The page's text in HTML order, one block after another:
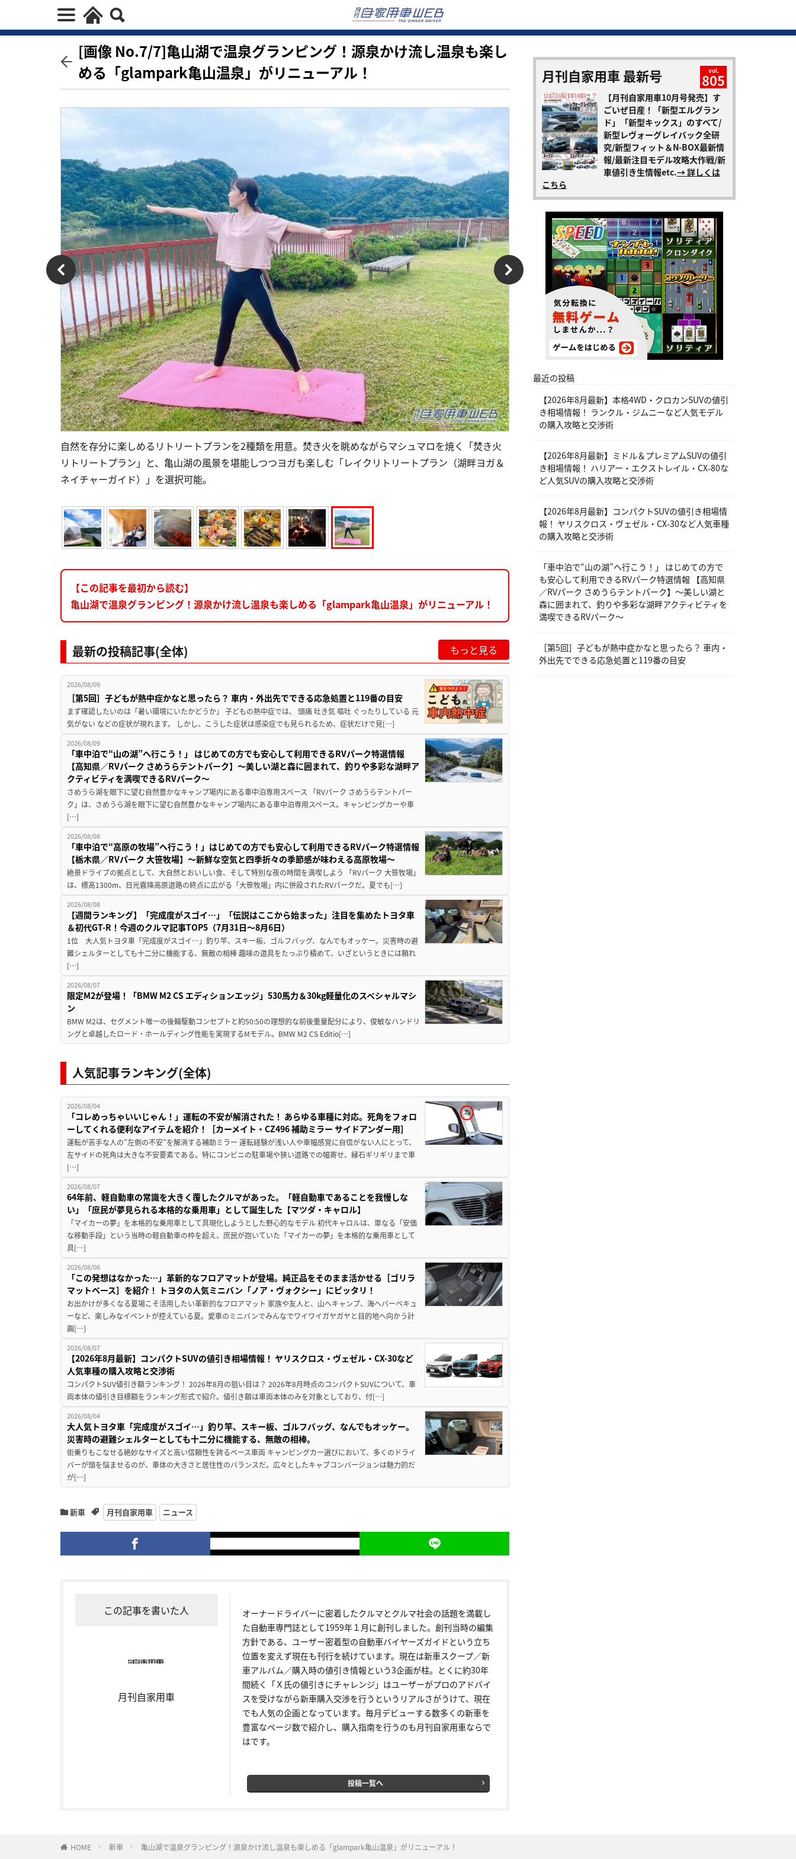
[画像 No.7/7]亀山湖で温泉グランピング！源泉かけ流し温泉も楽し
める「glampark亀山温泉」がリニューアル！
自然を存分に楽しめるリトリートプランを2種類を用意。焚き火を眺めながらマシュマロを焼く「焚き火
リトリートプラン」と、亀山湖の風景を堪能しつつヨガも楽しむ「レイクリトリートプラン（湖畔ヨガ＆
ネイチャーガイド）」を選択可能。
【この記事を最初から読む】
亀山湖で温泉グランピング！源泉かけ流し温泉も楽しめる「glampark亀山温泉」がリニューアル！
最新の投稿記事(全体) もっと見る
2026/08/09
［第5回］子どもが熱中症かなと思ったら？ 車内・外出先でできる応急処置と119番の目安
まず確認したいのは「暑い環境にいたかどうか」 子どもの熱中症では、 頭痛 吐き気 嘔吐 ぐったりしている 元
気がない などの症状が現れます。 しかし、こうした症状は感染症でも見られるため、症状だけで見[…]
2026/08/09
「車中泊で“山の湖”へ行こう！」 はじめての方でも安心して利用できるRVパーク特選情報
【高知県／RVパーク さめうらテントパーク】～美しい湖と森に囲まれて、釣りや多彩な湖畔ア
クティビティを満喫できるRVパーク～
さめうら湖を眼下に望む自然豊かなキャンプ場内にある車中泊専用スペース 「RVパーク さめうらテントパー
ク」は、さめうら湖を眼下に望む自然豊かなキャンプ場内にある車中泊専用スペース。キャンピングカーや車
[…]
2026/08/08
「車中泊で“高原の牧場”へ行こう！」はじめての方でも安心して利用できるRVパーク特選情報
【栃木県／RVパーク 大笹牧場】～新鮮な空気と四季折々の季節感が味わえる高原牧場～
絶景ドライブの拠点として、大自然とおいしい食、そして特別な夜の時間を満喫しよう 「RVパーク 大笹牧場」
は、標高1300m、日光霧降高原道路の終点に広がる「大笹牧場」内に併設されたRVパークだ。夏でも[…]
2026/08/08
【週間ランキング】「完成度がスゴイ…」「伝説はここから始まった」注目を集めたトヨタ車
＆初代GT-R！今週のクルマ記事TOP5（7月31日〜8月6日）
1位 大人気トヨタ車「完成度がスゴイ…」釣り竿、スキー板、ゴルフバッグ、なんでもオッケー。災害時の避
難シェルターとしても十二分に機能する、無敵の相棒 趣味の道具をたっぷり積めて、いざというときには頼れ
[…]
2026/08/07
限定M2が登場！「BMW M2 CS エディションエッジ」530馬力＆30kg軽量化のスペシャルマシ
ン
BMW M2は、セグメント唯一の後輪駆動コンセプトと約50:50の理想的な前後重量配分により、俊敏なハンドリ
ングと卓越したロード・ホールディング性能を実現するMモデル。BMW M2 CS Editio[…]
人気記事ランキング(全体)
2026/08/04
「コレめっちゃいいじゃん！」運転の不安が解消された！ あらゆる車種に対応。死角をフォロ
ーしてくれる便利なアイテムを紹介！［カーメイト・CZ496 補助ミラー サイドアンダー用］
運転が苦手な人の”左側の不安”を解消する補助ミラー 運転経験が浅い人や車幅感覚に自信がない人にとって、
左サイドの死角は大きな不安要素である。特にコンビニの駐車場や狭い道路での幅寄せ、縁石ギリギリまで車
[…]
2026/08/07
64年前、軽自動車の常識を大きく覆したクルマがあった。「軽自動車であることを我慢しな
い」「庶民が夢見られる本格的な乗用車」として誕生した【マツダ・キャロル】
「マイカーの夢」を本格的な乗用車として具現化しようとした野心的なモデル 初代キャロルは、単なる「安価
な移動手段」という当時の軽自動車の枠を超え、庶民が抱いていた「マイカーの夢」を本格的な乗用車として
具[…]
2026/08/06
「この発想はなかった…」革新的なフロアマットが登場。純正品をそのまま活かせる［ゴリラ
マットベース］を紹介！ トヨタの人気ミニバン「ノア・ヴォクシー」にピッタリ！
お出かけが多くなる夏場こそ活用したい革新的なフロアマット 家族や友人と、山へキャンプ、海へバーベキュ
ーなど、楽しみなイベントが控えている夏。愛車のミニバンでみんなでワイワイガヤガヤと目的地へ向かう計
画[…]
2026/08/07
【2026年8月最新】コンパクトSUVの値引き相場情報！ ヤリスクロス・ヴェゼル・CX-30など
人気車種の購入攻略と交渉術
コンパクトSUV値引き額ランキング！ 2026年8月の狙い目は？ 2026年8月時点のコンパクトSUVについて、車
両本体の値引き目標額をランキング形式で紹介。値引き額は車両本体のみを対象としており、付[…]
2026/08/04
大人気トヨタ車「完成度がスゴイ…」釣り竿、スキー板、ゴルフバッグ、なんでもオッケー。
災害時の避難シェルターとしても十二分に機能する、無敵の相棒。
街乗りもこなせる絶妙なサイズと高い信頼性を誇るベース車両 キャンピングカー選びにおいて、多くのドライ
バーが頭を悩ませるのが、車体の大きさと居住性のバランスだ。広々としたキャブコンバージョンは魅力的だ
が[…]
新車 月刊自家用車 ニュース
この記事を書いた人
月刊自家用車
オーナードライバーに密着したクルマとクルマ社会の話題を満載し
た自動車専門誌として1959年１月に創刊しました。創刊当時の編集
方針である、ユーザー密着型の自動車バイヤーズガイドという立ち
位置を変えず現在も刊行を続けています。現在は新車スクープ／新
車アルバム／購入時の値引き情報という3企画が柱。とくに約30年
間続く「Ｘ氏の値引きにチャレンジ」はユーザーがプロのアドバイ
スを受けながら新車購入交渉を行うというリアルさがうけて、現在
でも人気の企画となっています。毎月デビューする数多くの新車を
豊富なページ数で紹介し、購入指南を行うのも月刊自家用車ならで
はです。
投稿一覧へ
月刊自家用車 最新号 vol.
805
【月刊自家用車10月号発売】す
ごいぜ日産！「新型エルグラン
ド」「新型キックス」のすべて/
新型レヴォーグレイバック全研
究/新型フィット＆N-BOX最新情
報/最新注目モデル攻略大作戦/新
車値引き生情報etc.→ 詳しくは
こちら
最近の投稿
【2026年8月最新】本格4WD・クロカンSUVの値引
き相場情報！ ランクル・ジムニーなど人気モデル
の購入攻略と交渉術
【2026年8月最新】ミドル＆プレミアムSUVの値引
き相場情報！ ハリアー・エクストレイル・CX-80な
ど人気SUVの購入攻略と交渉術
【2026年8月最新】コンパクトSUVの値引き相場情
報！ ヤリスクロス・ヴェゼル・CX-30など人気車種
の購入攻略と交渉術
「車中泊で“山の湖”へ行こう！」 はじめての方で
も安心して利用できるRVパーク特選情報 【高知県
／RVパーク さめうらテントパーク】～美しい湖と
森に囲まれて、釣りや多彩な湖畔アクティビティを
満喫できるRVパーク～
［第5回］子どもが熱中症かなと思ったら？ 車内・
外出先でできる応急処置と119番の目安
HOME 新車 亀山湖で温泉グランピング！源泉かけ流し温泉も楽しめる「glampark亀山温泉」がリニューアル！